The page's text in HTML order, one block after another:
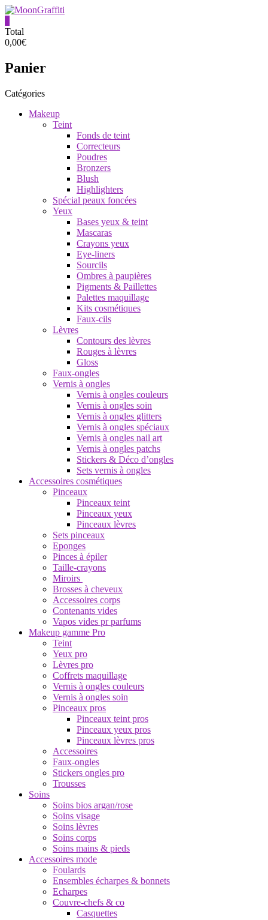
Aller
contenu
MoonGraffiti
Total
0,00€
Panier
Catégories
Makeup
Teint
Fonds de teint
Correcteurs
Poudres
Bronzers
Blush
Highlighters
Spécial peaux foncées
Yeux
Bases yeux & teint
Mascaras
Crayons yeux
Eye-liners
Sourcils
Ombres à paupières
Pigments & Paillettes
Palettes maquillage
Kits cosmétiques
Faux-cils
Lèvres
Contours des lèvres
Rouges à lèvres
Gloss
Faux-ongles
Vernis à ongles
Vernis à ongles couleurs
Vernis à ongles soin
Vernis à ongles glitters
Vernis à ongles spéciaux
Vernis à ongles nail art
Vernis à ongles patchs
Stickers & Déco d’ongles
Sets vernis à ongles
Accessoires cosmétiques
Pinceaux
Pinceaux teint
Pinceaux yeux
Pinceaux lèvres
Sets pinceaux
Eponges
Pinces à épiler
Taille-crayons
Miroirs
Brosses à cheveux
Accessoires corps
Contenants vides
Vapos vides pr parfums
Makeup gamme Pro
Teint
Yeux pro
Lèvres pro
Coffrets maquillage
Vernis à ongles couleurs
Vernis à ongles soin
Pinceaux pros
Pinceaux teint pros
Pinceaux yeux pros
Pinceaux lèvres pros
Accessoires
Faux-ongles
Stickers ongles pro
Trousses
Soins
Soins bios argan/rose
Soins visage
Soins lèvres
Soins corps
Soins mains & pieds
Accessoires mode
Foulards
Ensembles écharpes & bonnets
Echarpes
Couvre-chefs & co
Casquettes